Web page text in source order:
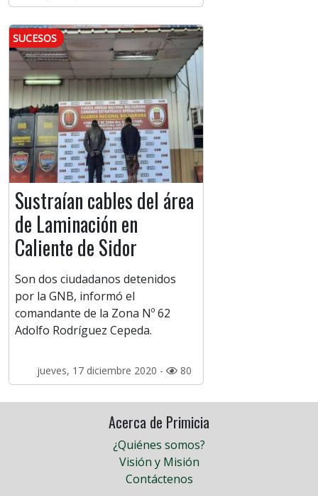
SUCESOS
Sustraían cables del área
de Laminación en
Caliente de Sidor
Son dos ciudadanos detenidos
por la GNB, informó el
comandante de la Zona Nº 62
Adolfo Rodríguez Cepeda.
jueves, 17 diciembre 2020 - 80
Acerca de Primicia
¿Quiénes somos?
Visión y Misión
Contáctenos